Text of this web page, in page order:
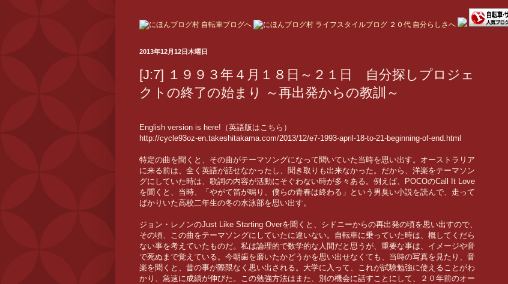
2013年12月12日木曜日
[J:7] １９９３年４月１８日～２１日 自分探しプロジェ
クトの終了の始まり ～再出発からの教訓～
English version is here!（英語版はこちら）
http://cycle93oz-en.takeshitakama.com/2013/12/e7-1993-april-18-to-21-beginning-of-end.html
特定の曲を聞くと、その曲がテーマソングになって聞いていた当時を思い出す。オーストラリア
に来る前は、全く英語が話せなかったし、聞き取りも出来なかった。だから、洋楽をテーマソン
グにしていた時は、歌詞の内容が活動にそぐわない時が多々ある。例えば、POCOのCall It Love
を聞くと、当時、「やがて笛が鳴り、僕らの青春は終わる」という男臭い小説を読んで、走って
ばかりいた高校二年生の冬の水泳部を思い出す。
ジョン・レノンのJust Like Starting Overを聞くと、シドニーからの再出発の頃を思い出すので、
その頃、この曲をテーマソングにしていたに違いない。自転車に乗っていた時は、概してくだら
ない事を考えていたものだ。私は論理的で数学的な人間だと思うが、重要な事は、イメージや音
で死ぬまで覚えている。今朝歯を磨いたかどうかを思い出せなくても、当時の写真を見たり、音
楽を聞くと、昔の事が際限なく思い出される。大学に入って、これが試験勉強に使えることがわ
かり、急速に成績が伸びた。この勉強方法はまた、別の機会に話すことにして、２０年前のオー